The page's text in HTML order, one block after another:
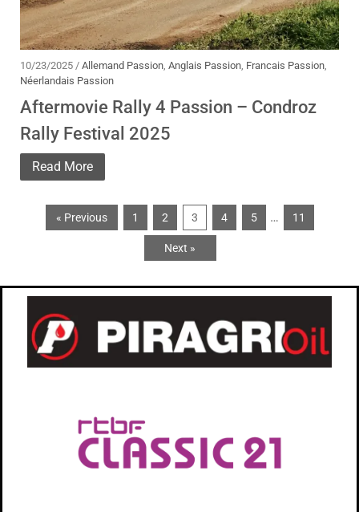
10/23/2025 / Allemand Passion, Anglais Passion, Francais Passion,
Néerlandais Passion
Aftermovie Rally 4 Passion – Condroz
Rally Festival 2025
Read More
« Previous 1 2 3 4 5 … 11
Next »